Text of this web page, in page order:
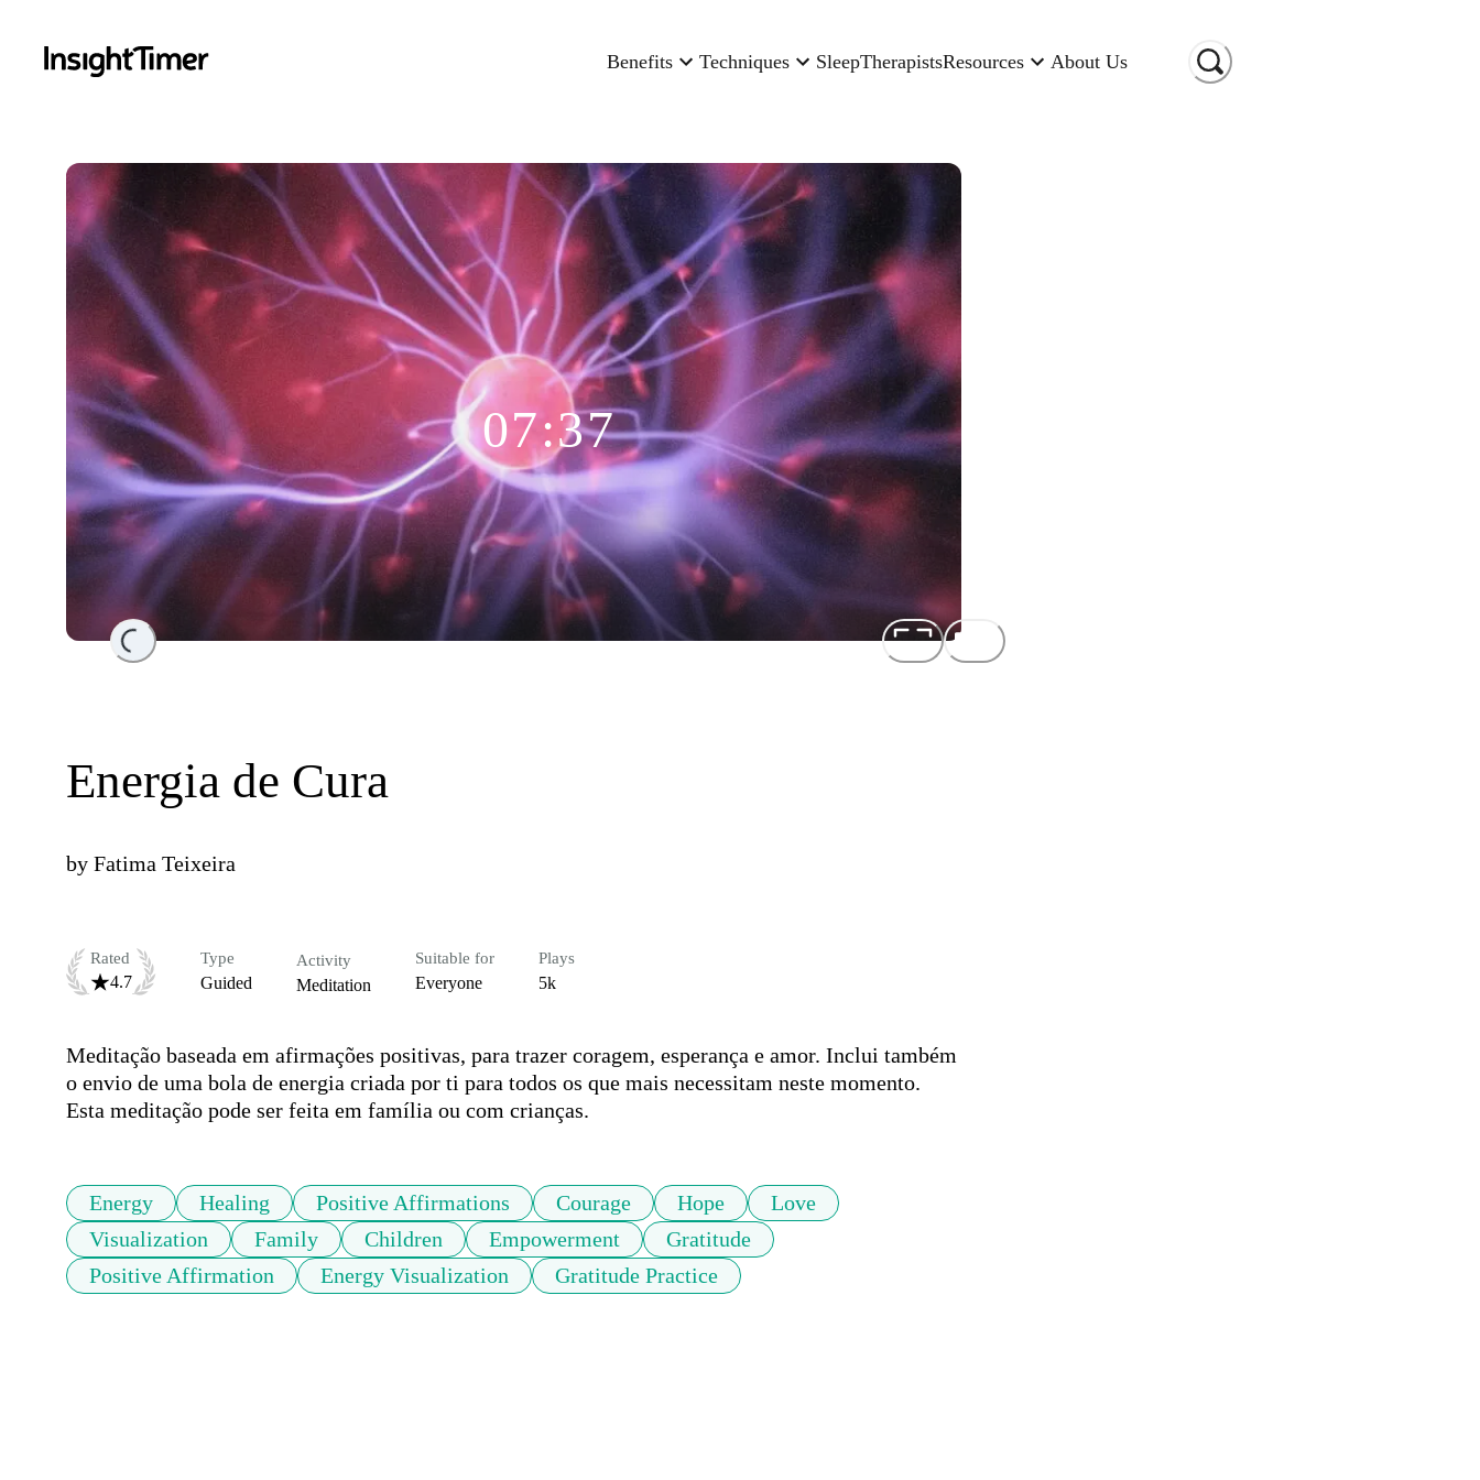
Benefits Techniques SleepTherapistsResources About Us
Loading...
07:37
Energia de Cura
by Fatima Teixeira
Rated
4.7
Type
Guided
Activity
Meditation
Suitable for
Everyone
Plays
5k
Meditação baseada em afirmações positivas, para trazer coragem, esperança e amor. Inclui também
o envio de uma bola de energia criada por ti para todos os que mais necessitam neste momento.
Esta meditação pode ser feita em família ou com crianças.
Energy Healing Positive Affirmations Courage Hope
Love
Visualization
Family Children Empowerment
Gratitude
Positive Affirmation
Energy Visualization Gratitude Practice